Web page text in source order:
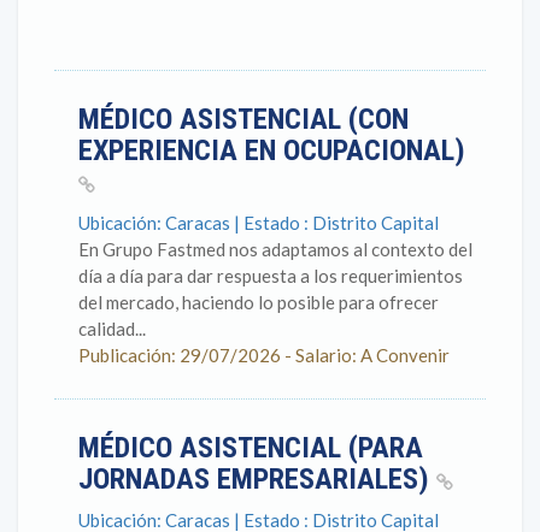
MÉDICO ASISTENCIAL (CON
EXPERIENCIA EN OCUPACIONAL)
Ubicación: Caracas | Estado : Distrito Capital
En Grupo Fastmed nos adaptamos al contexto del
día a día para dar respuesta a los requerimientos
del mercado, haciendo lo posible para ofrecer
calidad...
Publicación: 29/07/2026 - Salario: A Convenir
MÉDICO ASISTENCIAL (PARA
JORNADAS EMPRESARIALES)
Ubicación: Caracas | Estado : Distrito Capital